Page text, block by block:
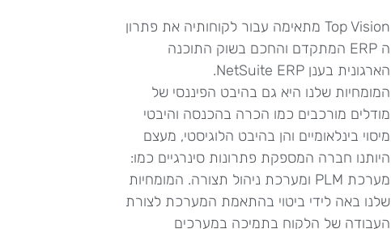
Top Vision מתאימה עבור לקוחותיה את פתרון
ה ERP המתקדם והחכם בשוק התוכנה
הארגונית בענן NetSuite ERP.
המומחיות שלנו היא גם בהיבט הפיננסי של
מודלים מורכבים כמו הכרה בהכנסה והיבטי
מיסוי בינלאומיים והן בהיבט הלוגיסטי, מעצם
היותנו חברה המספקת פתרונות סינרגיים כמו:
מערכת PLM ומערכת ניהול תצורה. המומחיות
שלנו באה לידי ביטוי בהתאמת המערכת לצורת
העבודה של הלקוח בתמיכה במערכים